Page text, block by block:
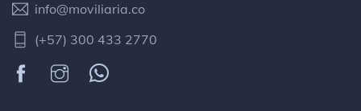
info@moviliaria.co
(+57) 300 433 2770